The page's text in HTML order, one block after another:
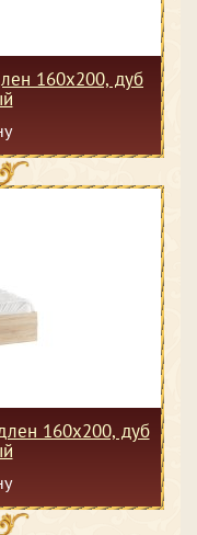
160х200, дуб
160х200, дуб